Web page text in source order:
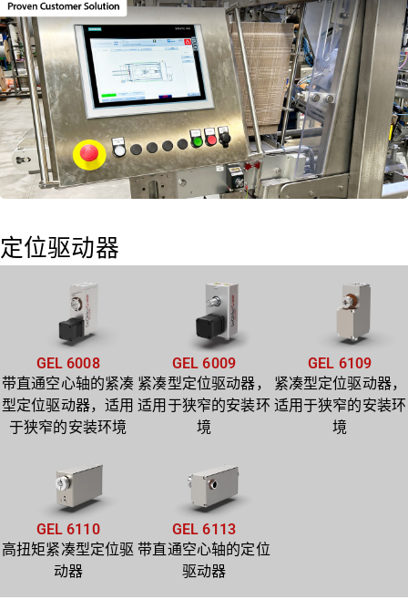
定位驱动器
GEL 6008
带直通空心轴的紧凑
型定位驱动器，适用
于狭窄的安装环境
GEL 6009
紧凑型定位驱动器，
适用于狭窄的安装环
境
GEL 6109
紧凑型定位驱动器，
适用于狭窄的安装环
境
GEL 6110
高扭矩紧凑型定位驱
动器
GEL 6113
带直通空心轴的定位
驱动器